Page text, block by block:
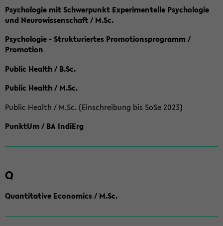
Psychologie mit Schwerpunkt Experimentelle Psychologie
und Neurowissenschaft / M.Sc.
Psychologie - Strukturiertes Promotionsprogramm /
Promotion
Public Health / B.Sc.
Public Health / M.Sc.
Public Health / M.Sc. (Einschreibung bis SoSe 2023)
PunktUm / BA IndiErg
Q
Quantitative Economics / M.Sc.